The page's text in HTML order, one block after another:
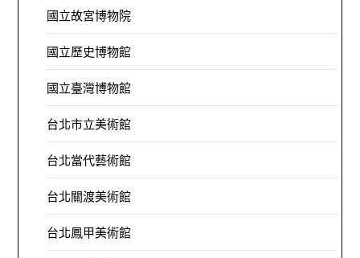
國立故宮博物院
國立歷史博物館
國立臺灣博物館
台北市立美術館
台北當代藝術館
台北關渡美術館
台北鳳甲美術館